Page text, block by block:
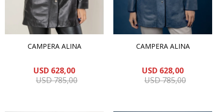
CAMPERA ALINA
USD 628,00
USD785,00
CAMPERA ALINA
USD 628,00
USD785,00